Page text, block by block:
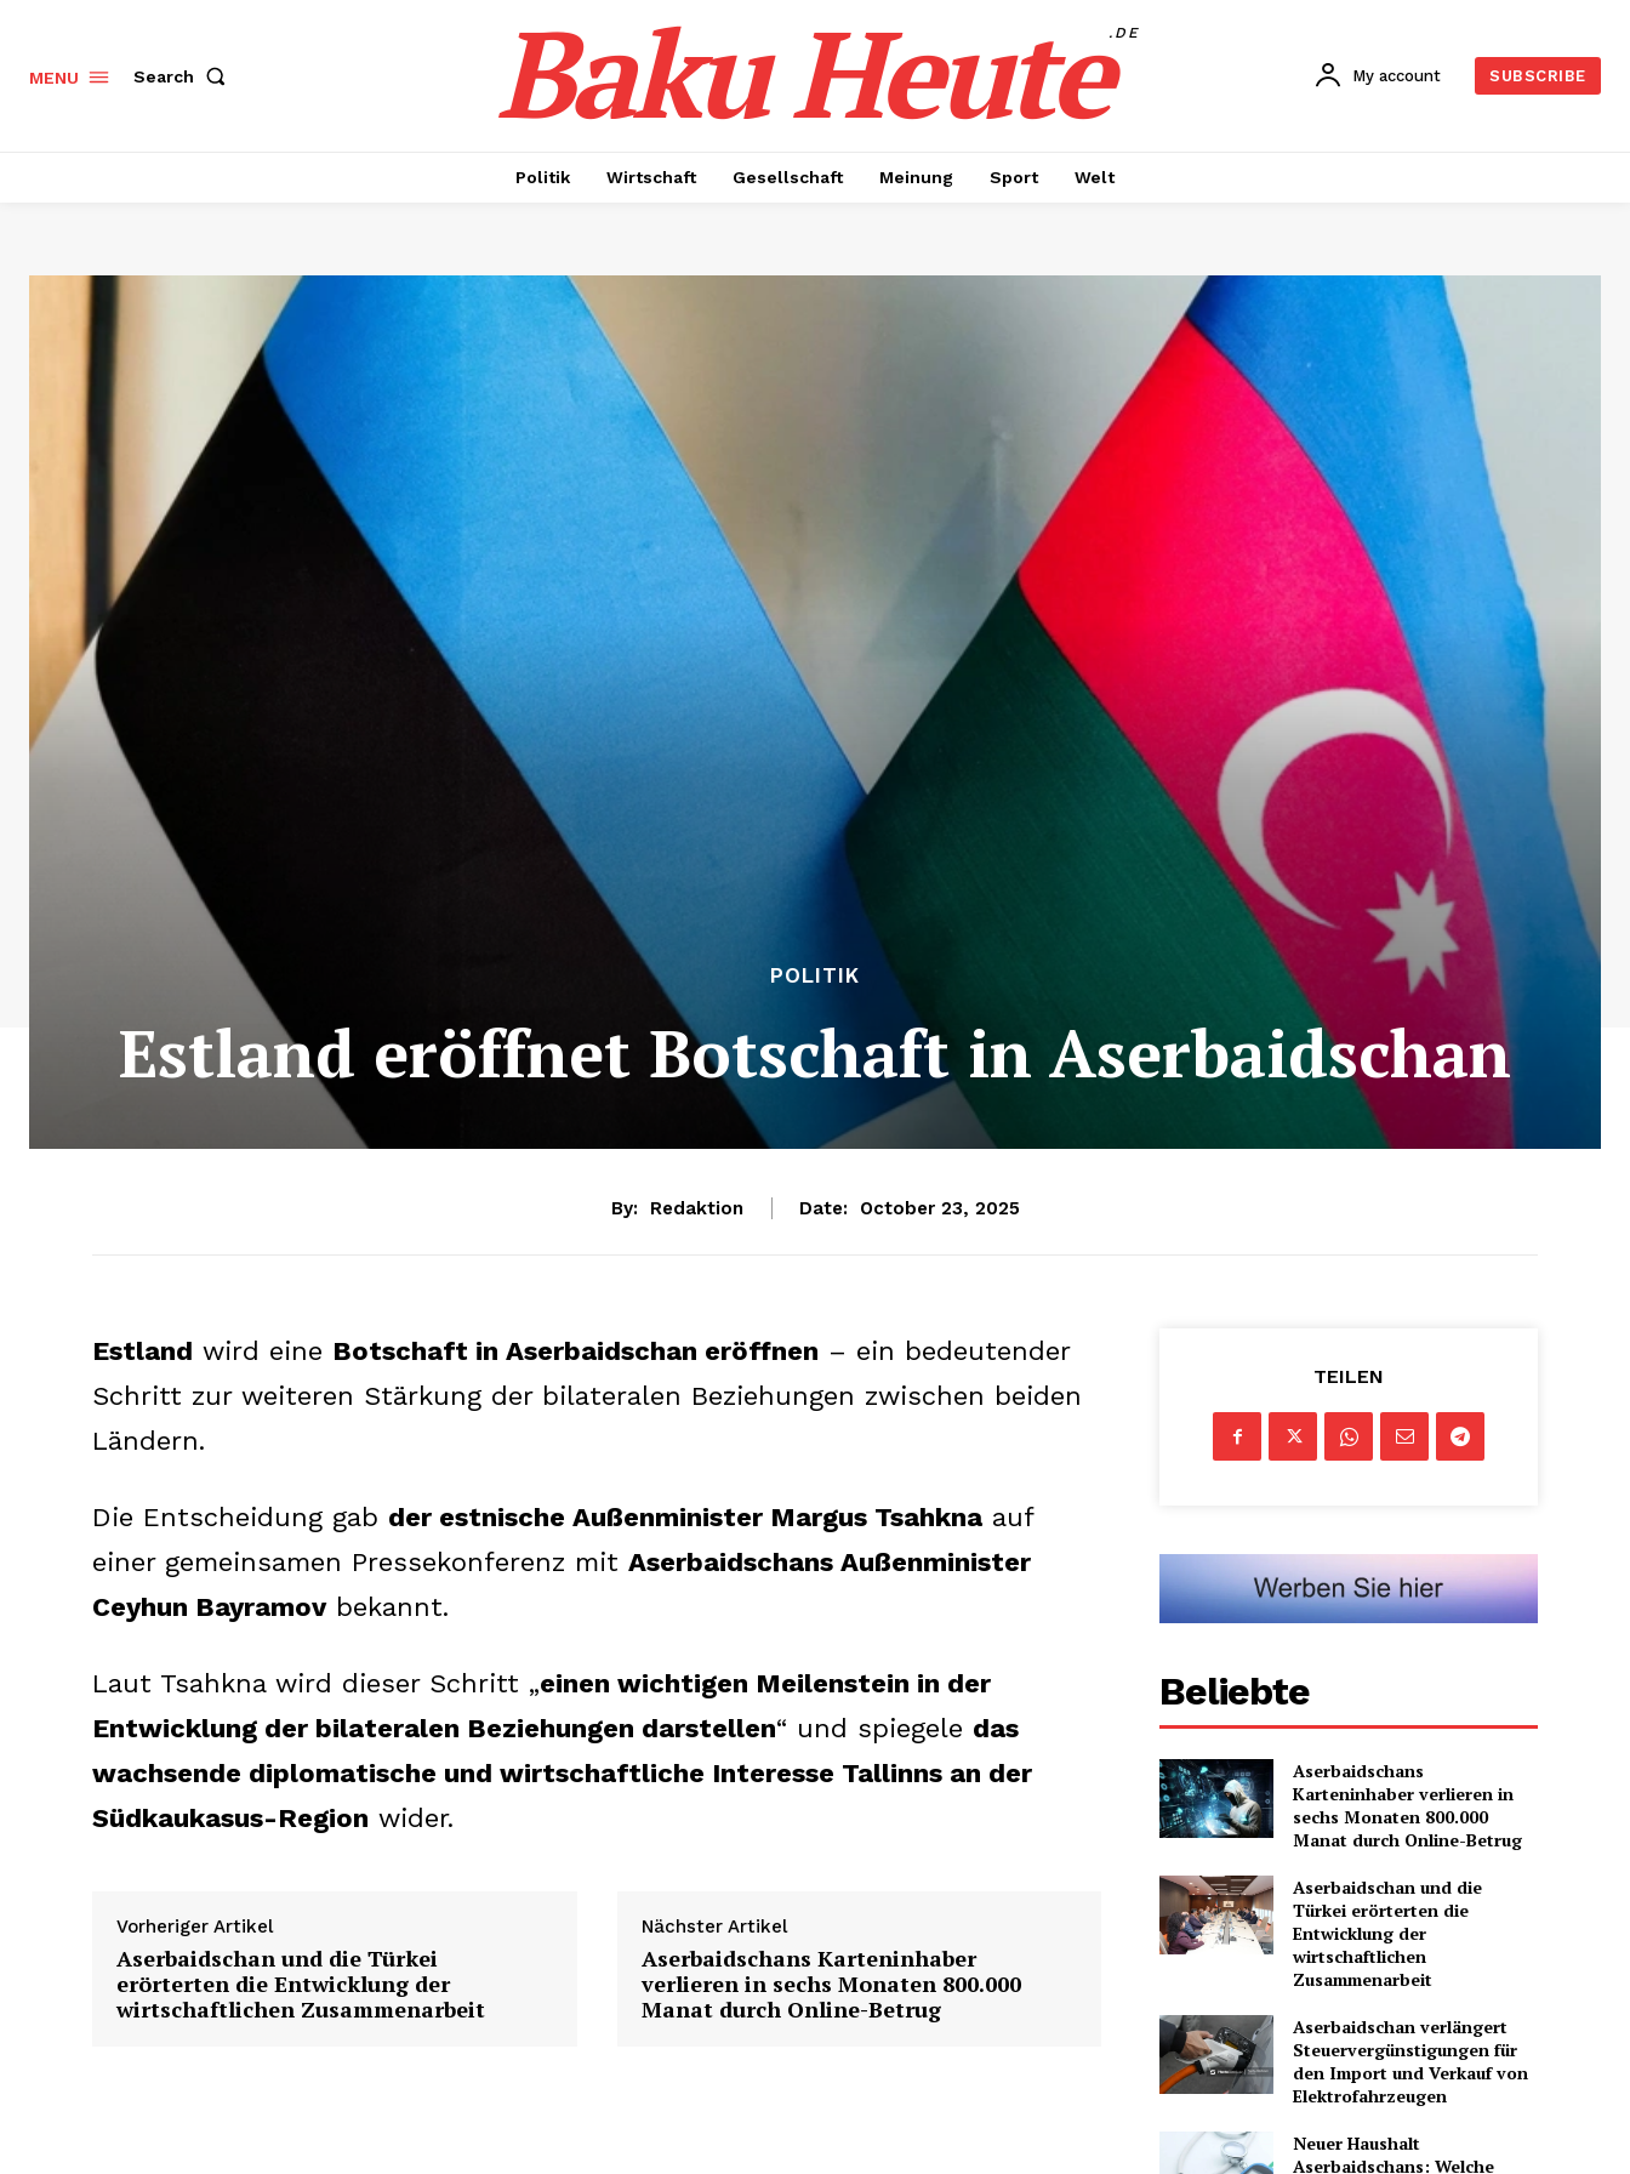
MENU Search Baku Heute.DE
My account SUBSCRIBE
Politik Wirtschaft Gesellschaft Meinung Sport Welt
POLITIK
Estland eröffnet Botschaft in Aserbaidschan
By: Redaktion Date: October 23, 2025
Estland wird eine Botschaft in Aserbaidschan eröffnen – ein bedeutender
Schritt zur weiteren Stärkung der bilateralen Beziehungen zwischen beiden
Ländern.
Die Entscheidung gab der estnische Außenminister Margus Tsahkna auf
einer gemeinsamen Pressekonferenz mit Aserbaidschans Außenminister
Ceyhun Bayramovbekannt.
Laut Tsahkna wird dieser Schritt „einen wichtigen Meilenstein in der
Entwicklung der bilateralen Beziehungen darstellen“ und spiegele das
wachsende diplomatische und wirtschaftliche Interesse Tallinns an der
Südkaukasus-Region wider.
Vorheriger Artikel
Aserbaidschan und die Türkei
erörterten die Entwicklung der
wirtschaftlichen Zusammenarbeit
Nächster Artikel
Aserbaidschans Karteninhaber
verlieren in sechs Monaten 800.000
Manat durch Online-Betrug
TEILEN
Beliebte
Aserbaidschans
Karteninhaber verlieren in
sechs Monaten 800.000
Manat durch Online-Betrug
Aserbaidschan und die
Türkei erörterten die
Entwicklung der
wirtschaftlichen
Zusammenarbeit
Aserbaidschan verlängert
Steuervergünstigungen für
den Import und Verkauf von
Elektrofahrzeugen
Neuer Haushalt
Aserbaidschans: Welche